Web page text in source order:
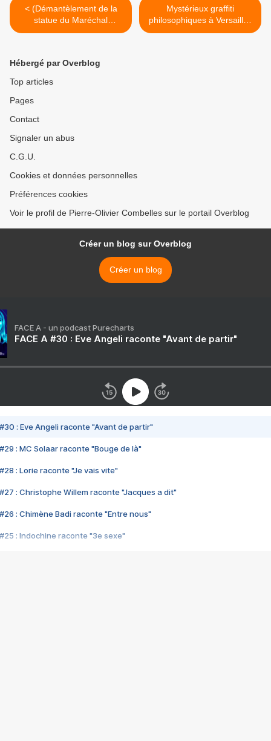
< (Démantèlement de la
statue du Maréchal
soviétique Konev à Prague,
au Président de la
République tchèque Milos
Mystérieux graffiti
philosophiques à Versailles
>
Hébergé par Overblog
Top articles
Pages
Contact
Signaler un abus
C.G.U.
Cookies et données personnelles
Préférences cookies
Voir le profil de Pierre-Olivier Combelles sur le portail Overblog
Créer un blog sur Overblog
Créer un blog
FACE A - un podcast Purecharts
FACE A #30 : Eve Angeli raconte "Avant de partir"
#30 : Eve Angeli raconte "Avant de partir"
#29 : MC Solaar raconte "Bouge de là"
#28 : Lorie raconte "Je vais vite"
#27 : Christophe Willem raconte "Jacques a dit"
#26 : Chimène Badi raconte "Entre nous"
#25 : Indochine raconte "3e sexe"